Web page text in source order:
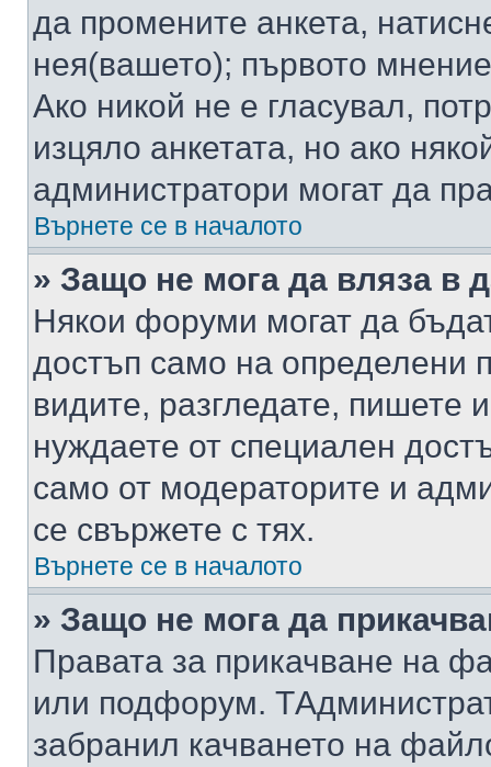
да промените анкета,
нея(вашето); първото
Ако никой не е гласувал,
изцяло анкетата, но ако
администратори могат да
Върнете се в началото
» Защо не мога да вляза в
Някои форуми могат да
достъп само на определени
видите, разгледате, пишете
нуждаете от специален
само от модераторите и
се свържете с тях.
Върнете се в началото
» Защо не мога да
Правата за прикачване на
или подфорум.
забранил качването на